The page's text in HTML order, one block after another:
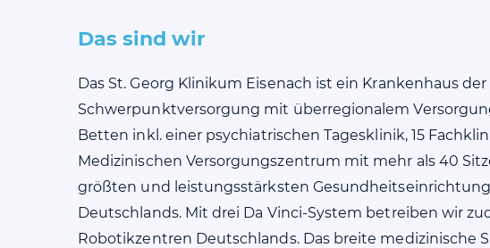
Das sind wir
Das St. Georg Klinikum Eisenach ist ein Krankenhaus
Schwerpunktversorgung mit überregionalem
Betten inkl. einer psychiatrischen Tagesklinik, 15
Medizinischen Versorgungszentrum mit mehr als 40
größten und leistungsstärksten
Deutschlands. Mit drei Da Vinci-System betreiben wir
Robotikzentren Deutschlands. Das breite medizinische